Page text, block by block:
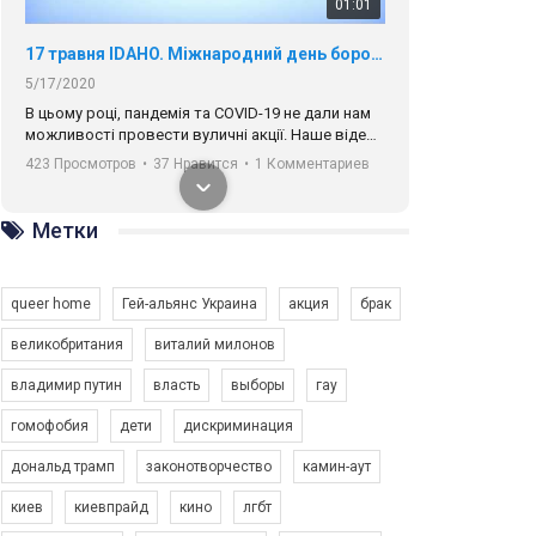
01:01
17 травня IDAHO. Міжнародний день боротьби з гомофобією трансфобією і біфобія.
5/17/2020
В цьому році, пандемія та COVІD-19 не дали нам
можливості провести вуличні акції. Наше відео-
звернення про те, що навіть коли ми у різних
містах та не можемо зустрінеться, ми разом. Ми
закликаємо всіх хто поділяє цінності рівності та
солідарності, приєднатися до нас. Регіональні
підрозділи ГАУ є в 16 областях України.
423 Просмотров • 37 Нравится • 1 Комментариев
Зупинимо насильство проти ЛГБТ в Україні! Stop violence against LGBT in Ukraine!
Емоційний та вражаючий промо-ролік на
Метки
queer home Гей-альянс Украина акция брак
великобритания виталий милонов
владимир путин власть выборы гау
гомофобия дети дискриминация
дональд трамп законотворчество камин-аут
киев киевпрайд кино лгбт